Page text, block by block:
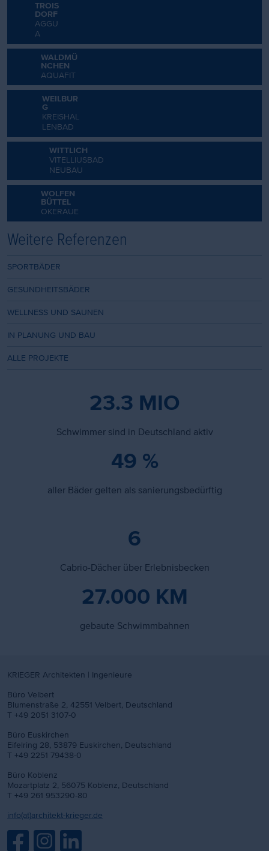
TROIS
DORF
AGGU
A
WALDMÜ
NCHEN
AQUAFIT
WEILBUR
G
KREISHAL
LENBAD
WITTLICH
VITELLIUSBAD
NEUBAU
WOLFEN
BÜTTEL
OKERAUE
Weitere Referenzen
SPORTBÄDER
GESUNDHEITSBÄDER
WELLNESS UND SAUNEN
IN PLANUNG UND BAU
ALLE PROJEKTE
23.3 MIO
Schwimmer sind in Deutschland aktiv
49 %
aller Bäder gelten als sanierungsbedürftig
6
Cabrio-Dächer über Erlebnisbecken
27.000 KM
gebaute Schwimmbahnen
KRIEGER Architekten | Ingenieure
Büro Velbert
Blumenstraße 2, 42551 Velbert, Deutschland
T +49 2051 3107-0
Büro Euskirchen
Eifelring 28, 53879 Euskirchen, Deutschland
T +49 2251 79438-0
Büro Koblenz
Mozartplatz 2, 56075 Koblenz, Deutschland
T +49 261 953290-80
info(at)architekt-krieger.de